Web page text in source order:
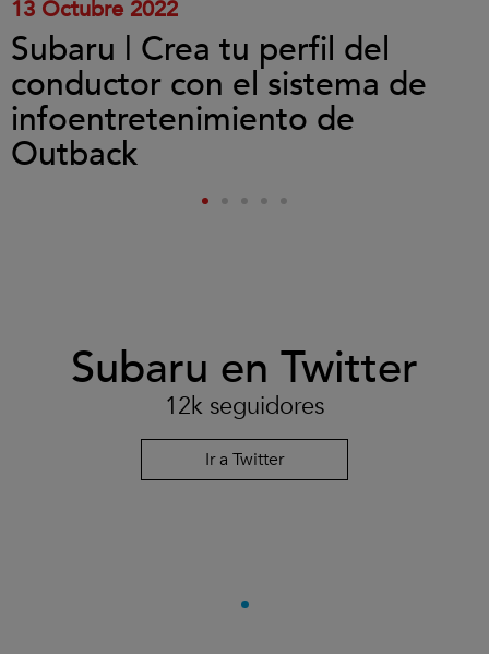
13 Octubre 2022
Subaru | Crea tu perfil del
conductor con el sistema de
infoentretenimiento de
Outback
Subaru en Twitter
12k seguidores
Ir a Twitter